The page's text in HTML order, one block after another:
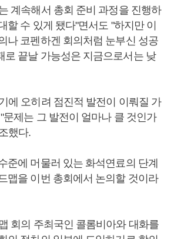
계속해서 총회 준비 과정을 진행하
할 수 있게 됐다"면서도 "하지만 이
나 코펜하겐 회의처럼 눈부신 성공
로 끝날 가능성은 지금으로서는 낮
에 오히려 점진적 발전이 이뤄질 가
문제는 그 발전이 얼마나 클 것인가
했다.
준에 머물러 있는 화석연료의 단계
맵을 이번 총회에서 논의할 것이라
회의 주최국인 콜롬비아와 대화를